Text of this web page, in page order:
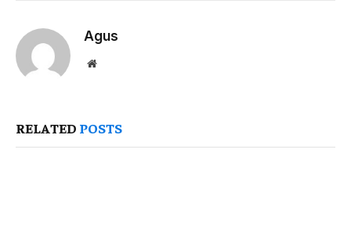
Agus
Website
RELATED POSTS